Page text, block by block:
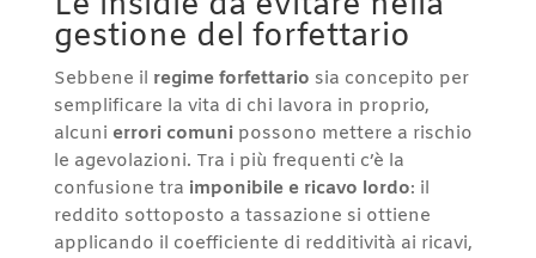
gestione del forfettario
Sebbene il regime forfettario sia concepito per
semplificare la vita di chi lavora in proprio,
alcuni errori comunipossono mettere a rischio
le agevolazioni. Tra i più frequenti c’è la
confusione tra imponibile e ricavo lordo: il
reddito sottoposto a tassazione si ottiene
applicando il coefficiente di redditività ai ricavi,